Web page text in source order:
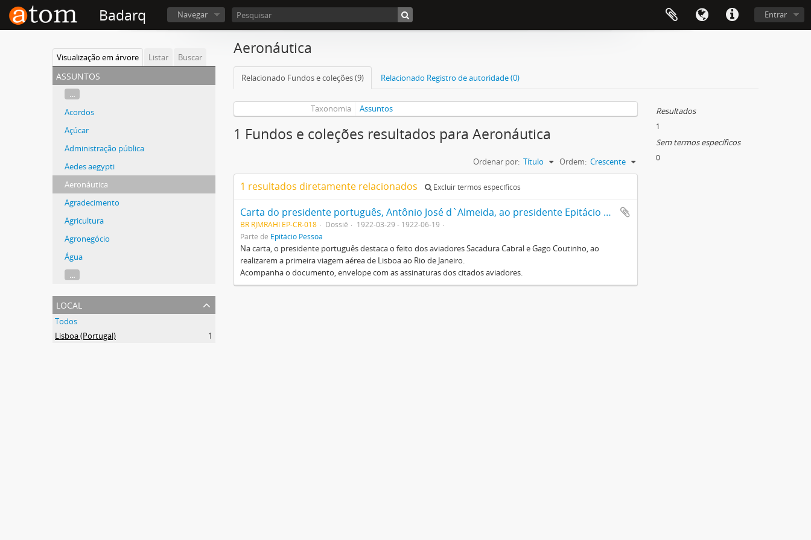
Badarq Navegar Entrar
Visualização em árvore Listar Buscar
assuntos
...
Acordos
Açúcar
Administração pública
Aedes aegypti
Aeronáutica
Agradecimento
Agricultura
Agronegócio
Água
...
local
Todos
Lisboa (Portugal)
1
Aeronáutica
Relacionado Fundos e coleções (9) Relacionado Registro de autoridade (0)
Taxonomia Assuntos
1 Fundos e coleções resultados para Aeronáutica
Ordenar por: Título Ordem: Crescente
1 resultados diretamente relacionados Excluir termos específicos
Carta do presidente português, Antônio José d`Almeida, ao presidente Epitácio Pessoa
BR RJMRAHI EP-CR-018 Dossiê
1922-03-29 - 1922-06-19
Parte de Epitácio Pessoa
Na carta, o presidente português destaca o feito dos aviadores Sacadura Cabral e Gago Coutinho, ao
realizarem a primeira viagem aérea de Lisboa ao Rio de Janeiro.
Acompanha o documento, envelope com as assinaturas dos citados aviadores.
Resultados
1
Sem termos específicos
0